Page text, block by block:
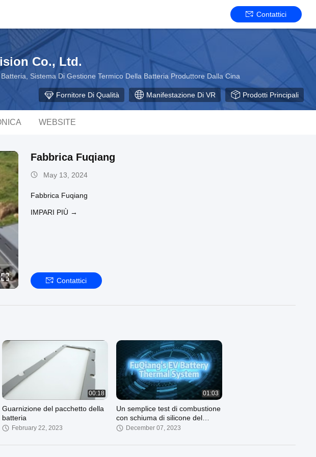
Contattici
Co., Ltd.
Sistema Di Gestione Termico Della Batteria Produttore Dalla Cina
Fornitore Di Qualità Manifestazione Di VR Prodotti Principali
WEBSITE
Fabbrica Fuqiang
May 13, 2024
Fabbrica Fuqiang
IMPARI PIÙ →
Contattici
00:18
Guarnizione del pacchetto della
batteria
February 22, 2023
01:03
Un semplice test di combustione
con schiuma di silicone del
sistema termico di sigillamento
December 07, 2023